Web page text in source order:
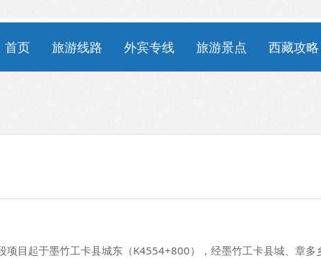
首页 旅游线路 外宾专线 旅游景点 西藏攻略
目起于墨竹工卡县城东（K4554+800），经墨竹工卡县城、章多